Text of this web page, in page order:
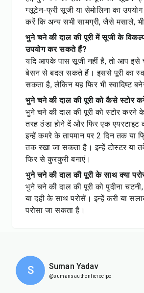
ग्लूटेन-फ्री सूजी या सेमोलिना का
करें कि अन्य सभी सामग्री, जैसे मसाले,
भुने चने की दाल की पूरी में सूजी के
उपयोग कर सकते हैं?
यदि आपके पास सूजी नहीं है, तो आप
बेसन से बदल सकते हैं। इससे पूरी का
सकता है, लेकिन यह फिर भी स्वादिष्ट
भुने चने की दाल की पूरी को कैसे स्टोर
भुने चने की दाल की पूरी को स्टोर करने के
तरह ठंडा होने दें और फिर एक
इन्हें कमरे के तापमान पर 2 दिन तक या
तक रखा जा सकता है। इन्हें टोस्टर या
फिर से कुरकुरी बनाएं।
भुने चने की दाल की पूरी के साथ क्या
भुने चने की दाल की पूरी को पुदीना
या दही के साथ परोसें। इन्हें करी या
परोसा जा सकता है।
S Suman Yadav
@sumansauthenticrecipe